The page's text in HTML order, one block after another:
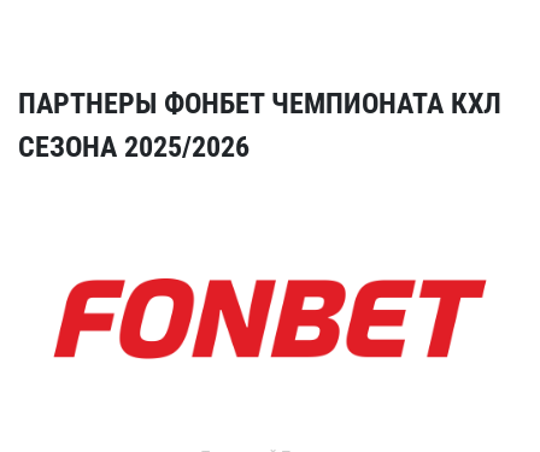
ПАРТНЕРЫ ФОНБЕТ ЧЕМПИОНАТА КХЛ
СЕЗОНА 2025/2026